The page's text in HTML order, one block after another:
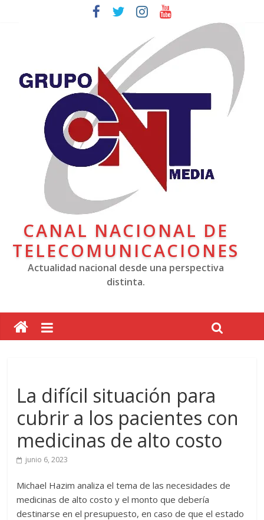
CANAL NACIONAL DE
TELECOMUNICACIONES
Actualidad nacional desde una perspectiva
distinta.
La difícil situación para
cubrir a los pacientes con
medicinas de alto costo
junio 6, 2023
Michael Hazim analiza el tema de las necesidades de
medicinas de alto costo y el monto que debería
destinarse en el presupuesto, en caso de que el estado